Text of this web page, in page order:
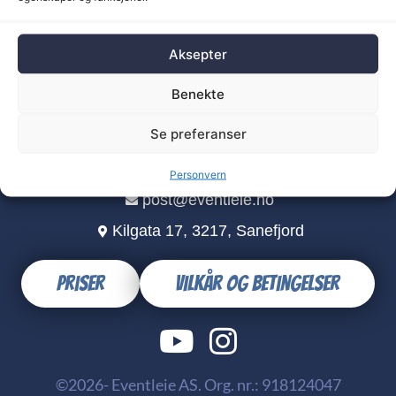
Aksepter
Benekte
Se preferanser
Personvern
+47 96 92 58 15
post@eventleie.no
Kilgata 17, 3217, Sanefjord
Priser Vilkår og betingelser
©2026- Eventleie AS. Org. nr.: 918124047